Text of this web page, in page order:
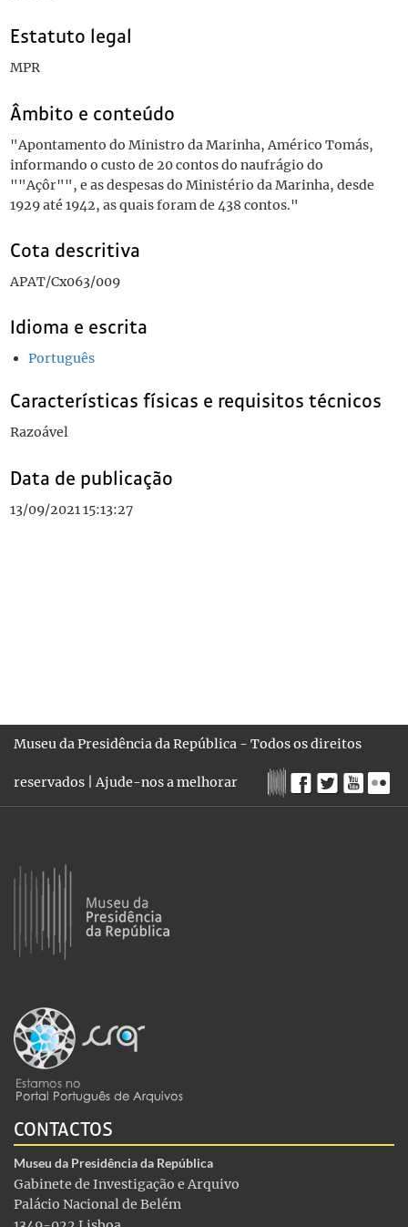
Estatuto legal
MPR
Âmbito e conteúdo
"Apontamento do Ministro da Marinha, Américo Tomás,
informando o custo de 20 contos do naufrágio do
""Açôr"", e as despesas do Ministério da Marinha, desde
1929 até 1942, as quais foram de 438 contos."
Cota descritiva
APAT/Cx063/009
Idioma e escrita
Português
Características físicas e requisitos técnicos
Razoável
Data de publicação
13/09/2021 15:13:27
Museu da Presidência da República - Todos os direitos
reservados |Ajude-nos a melhorar
CONTACTOS
Museu da Presidência da República
Gabinete de Investigação e Arquivo
Palácio Nacional de Belém